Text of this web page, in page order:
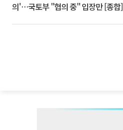
의'⋯국토부 "협의 중" 입장만 [종합]